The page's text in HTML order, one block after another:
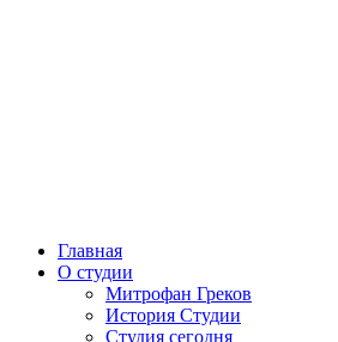
Главная
О студии
Митрофан Греков
История Студии
Студия сегодня